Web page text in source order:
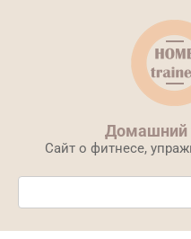
Домашний
Сайт о фитнесе,
Поиск: